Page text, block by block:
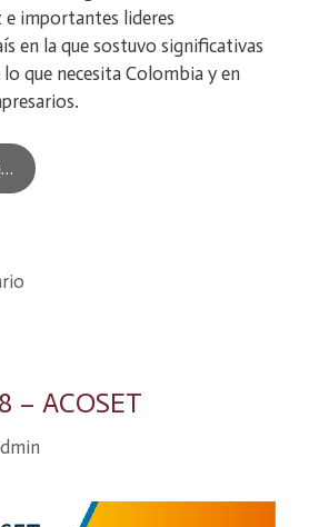
importantes lideres
en la que sostuvo significativas
que necesita Colombia y en
– ACOSET